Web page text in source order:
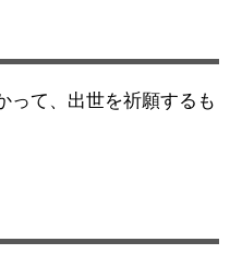
って、出世を祈願するも